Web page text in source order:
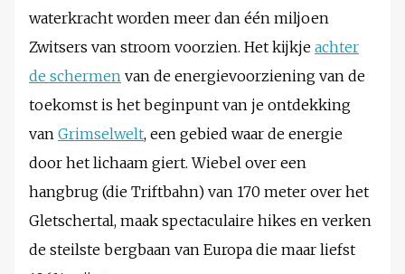
waterkracht worden meer dan één miljoen
Zwitsers van stroom voorzien. Het kijkje achter
de schermen van de energievoorziening van de
toekomst is het beginpunt van je ontdekking
van Grimselwelt, een gebied waar de energie
door het lichaam giert. Wiebel over een
hangbrug (die Triftbahn) van 170 meter over het
Gletschertal, maak spectaculaire hikes en verken
de steilste bergbaan van Europa die maar liefst